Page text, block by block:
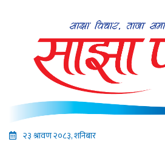
२३ श्रावण २०८३, शनिबार